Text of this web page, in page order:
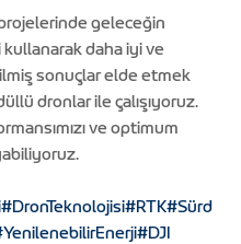
geleceğin
daha iyi ve
sonuçlar elde etmek
dronlar ile çalışıyoruz.
ve optimum
#DronTeknolojisi#RTK#Sürd
#DJI